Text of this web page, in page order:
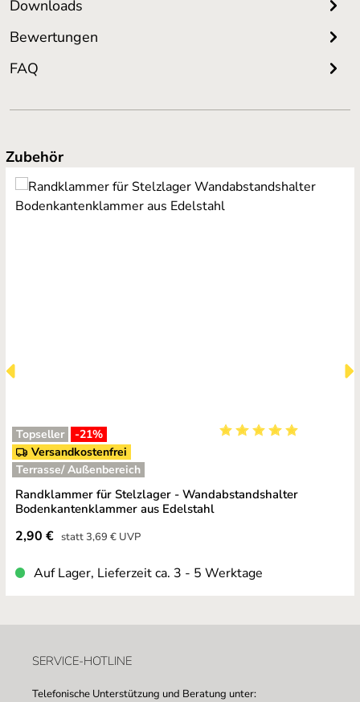
Downloads
Bewertungen
FAQ
Produktgalerie überspringen
Zubehör
Topseller -21%
Versandkostenfrei
Terrasse/ Außenbereich
Randklammer für Stelzlager - Wandabstandshalter
Bodenkantenklammer aus Edelstahl
Verkaufspreis:
2,90 € statt Regulärer Preis:
3,69 €UVP
Auf Lager, Lieferzeit ca. 3 - 5 Werktage
SERVICE-HOTLINE
Telefonische Unterstützung und Beratung unter: